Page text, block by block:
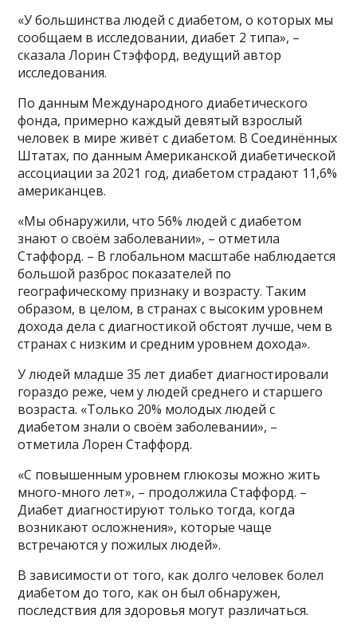
«У большинства людей с диабетом, о которых мы
сообщаем в исследовании, диабет 2 типа», –
сказала Лорин Стэффорд, ведущий автор
исследования.
По данным Международного диабетического
фонда, примерно каждый девятый взрослый
человек в мире живёт с диабетом. В Соединённых
Штатах, по данным Американской диабетической
ассоциации за 2021 год, диабетом страдают 11,6%
американцев.
«Мы обнаружили, что 56% людей с диабетом
знают о своём заболевании», – отметила
Стаффорд. – В глобальном масштабе наблюдается
большой разброс показателей по
географическому признаку и возрасту. Таким
образом, в целом, в странах с высоким уровнем
дохода дела с диагностикой обстоят лучше, чем в
странах с низким и средним уровнем дохода».
У людей младше 35 лет диабет диагностировали
гораздо реже, чем у людей среднего и старшего
возраста. «Только 20% молодых людей с
диабетом знали о своём заболевании», –
отметила Лорен Стаффорд.
«С повышенным уровнем глюкозы можно жить
много-много лет», – продолжила Стаффорд. –
Диабет диагностируют только тогда, когда
возникают осложнения», которые чаще
встречаются у пожилых людей».
В зависимости от того, как долго человек болел
диабетом до того, как он был обнаружен,
последствия для здоровья могут различаться.